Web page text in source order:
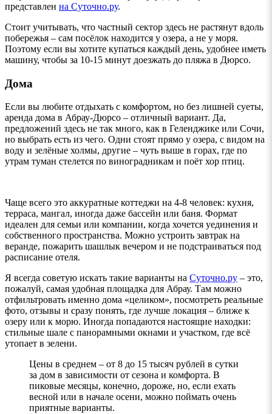
представлен на Суточно.ру.
Стоит учитывать, что частный сектор здесь не растянут вдоль
побережья – сам посёлок находится у озера, а не у моря.
Поэтому если вы хотите купаться каждый день, удобнее иметь
машину, чтобы за 10-15 минут доезжать до пляжа в Дюрсо.
Дома
Если вы любите отдыхать с комфортом, но без лишней суеты,
аренда дома в Абрау-Дюрсо – отличный вариант. Да,
предложений здесь не так много, как в Геленджике или Сочи,
но выбрать есть из чего. Одни стоят прямо у озера, с видом на
воду и зелёные холмы, другие – чуть выше в горах, где по
утрам туман стелется по виноградникам и поёт хор птиц.
Чаще всего это аккуратные коттеджи на 4-8 человек: кухня,
терраса, мангал, иногда даже бассейн или баня. Формат
идеален для семьи или компании, когда хочется уединения и
собственного пространства. Можно устроить завтрак на
веранде, пожарить шашлык вечером и не подстраиваться под
расписание отеля.
Я всегда советую искать такие варианты на Суточно.ру – это,
пожалуй, самая удобная площадка для Абрау. Там можно
отфильтровать именно дома «целиком», посмотреть реальные
фото, отзывы и сразу понять, где лучше локация – ближе к
озеру или к морю. Иногда попадаются настоящие находки:
стильные шале с панорамными окнами и участком, где всё
утопает в зелени.
Цены в среднем – от 8 до 15 тысяч рублей в сутки
за дом в зависимости от сезона и комфорта. В
пиковые месяцы, конечно, дороже, но, если ехать
весной или в начале осени, можно поймать очень
приятные варианты.